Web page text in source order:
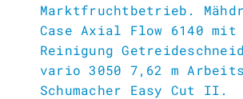
Marktfruchtbetrieb.
Case Axial Flow 6140 mit
Reinigung
vario 3050 7,62 m
Schumacher Easy Cut II.